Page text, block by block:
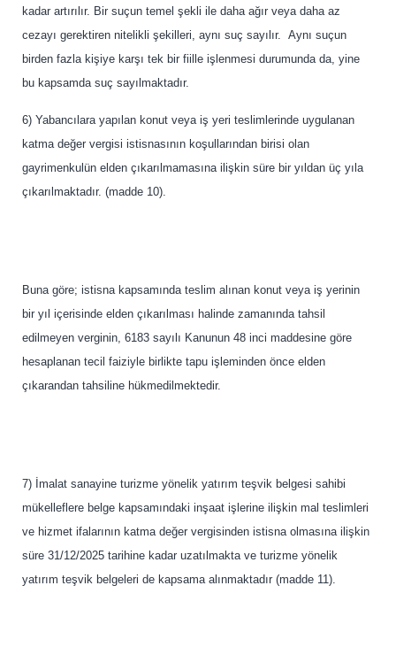
kadar artırılır. Bir suçun temel şekli ile daha ağır veya daha az
cezayı gerektiren nitelikli şekilleri, aynı suç sayılır. Aynı suçun
birden fazla kişiye karşı tek bir fiille işlenmesi durumunda da, yine
bu kapsamda suç sayılmaktadır.
6) Yabancılara yapılan konut veya iş yeri teslimlerinde uygulanan
katma değer vergisi istisnasının koşullarından birisi olan
gayrimenkulün elden çıkarılmamasına ilişkin süre bir yıldan üç yıla
çıkarılmaktadır. (madde 10).
Buna göre; istisna kapsamında teslim alınan konut veya iş yerinin
bir yıl içerisinde elden çıkarılması halinde zamanında tahsil
edilmeyen verginin, 6183 sayılı Kanunun 48 inci maddesine göre
hesaplanan tecil faiziyle birlikte tapu işleminden önce elden
çıkarandan tahsiline hükmedilmektedir.
7) İmalat sanayine turizme yönelik yatırım teşvik belgesi sahibi
mükelleflere belge kapsamındaki inşaat işlerine ilişkin mal teslimleri
ve hizmet ifalarının katma değer vergisinden istisna olmasına ilişkin
süre 31/12/2025 tarihine kadar uzatılmakta ve turizme yönelik
yatırım teşvik belgeleri de kapsama alınmaktadır (madde 11).